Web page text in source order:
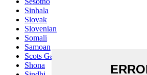
Sinhala
Slovak
Slovenian
Somali
Samoan
Scots Gaelic
Shona